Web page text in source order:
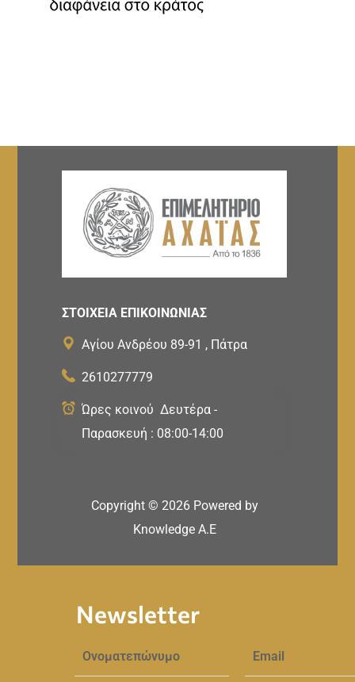
ΣΤΟΙΧΕΙΑ ΕΠΙΚΟΙΝΩΝΙΑΣ
Αγίου Ανδρέου 89-91 , Πάτρα
2610277779
Ώρες κοινού Δευτέρα -
Παρασκευή : 08:00-14:00
Copyright © 2026 Powered by
Knowledge A.E
Newsletter